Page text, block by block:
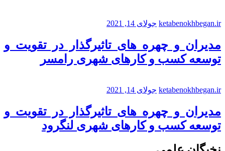
ketabenokhbegan.ir جولای 14, 2021
مدیران و چهره های تاثیرگذار در تقویت و
توسعه کسب و کارهای شهری رامسر
ketabenokhbegan.ir جولای 14, 2021
مدیران و چهره های تاثیرگذار در تقویت و
توسعه کسب و کارهای شهری لنگرود